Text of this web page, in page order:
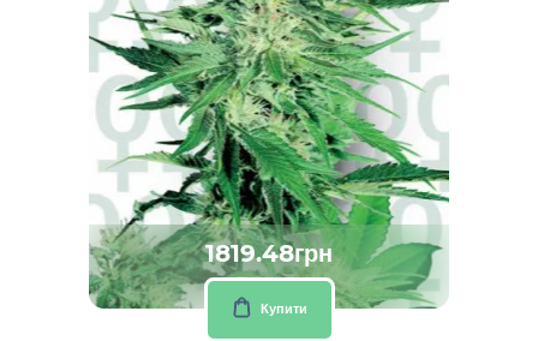
1819.48грн
Купити